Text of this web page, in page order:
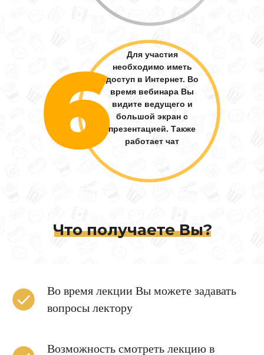
Для участия
необходимо иметь
доступ в Интернет. Во
время вебинара Вы
видите ведущего и
большой экран с
презентацией. Также
работает чат
Что получаете Вы?
Во время лекции Вы можете задавать
вопросы лектору
Возможность смотреть лекцию в